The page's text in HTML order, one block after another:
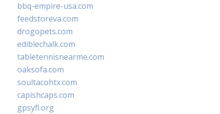
bbq-empire-usa.com
feedstoreva.com
drogopets.com
ediblechalk.com
tabletennisnearme.com
oaksofa.com
soultacohtx.com
capishcaps.com
gpsyfl.org